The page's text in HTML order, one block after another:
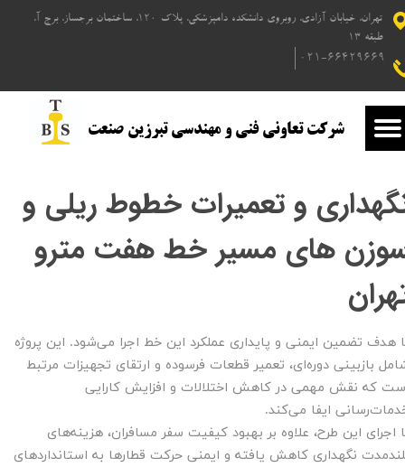
تهران، خیابان آزادی، روبروی دانشکده دامپزشکی، پلاک 120، ساختمان برجساز، برج آ،
طبقه 13
۰۲۱-66429669
شرکت تعاونی فنی و مهندسی تبرزین صنعت ​​​​​​​
و تعمیرات خطوط ریلی و
های مسیر خط هفت مترو
هدف تضمین ایمنی و پایداری عملکرد این خط اجرا می‌شود. این پروژه
بازبینی دوره‌ای، تعمیر قطعات فرسوده و ارتقای تجهیزات مرتبط
که نقش مهمی در کاهش اختلالات و افزایش کارایی
ایفا می‌کند.
اجرای این طرح، علاوه بر بهبود کیفیت سفر مسافران، هزینه‌های
نگهداری کاهش یافته و ایمنی حرکت قطارها به استانداردهای